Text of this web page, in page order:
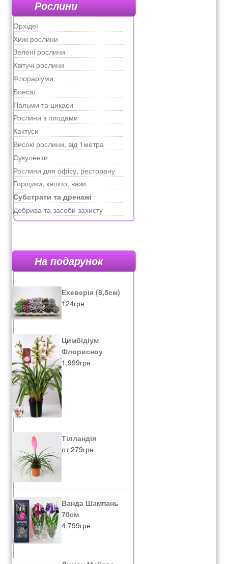
Рослини
Орхідеї
Хижі рослини
Зелені рослини
Квітучі рослини
Флораріуми
Бонсаї
Пальми та цикаси
Рослини з плодами
Кактуси
Високі рослини, від 1метра
Сукуленти
Рослини для офісу, ресторану
Горщики, кашпо, вази
Субстрати та дренажі
Добрива та засоби захисту
На подарунок
Ехеверія (8,5см)
124грн
Цимбідіум
Флорисноу
1,999грн
Тілландія
от279грн
Ванда Шампань
70см
4,799грн